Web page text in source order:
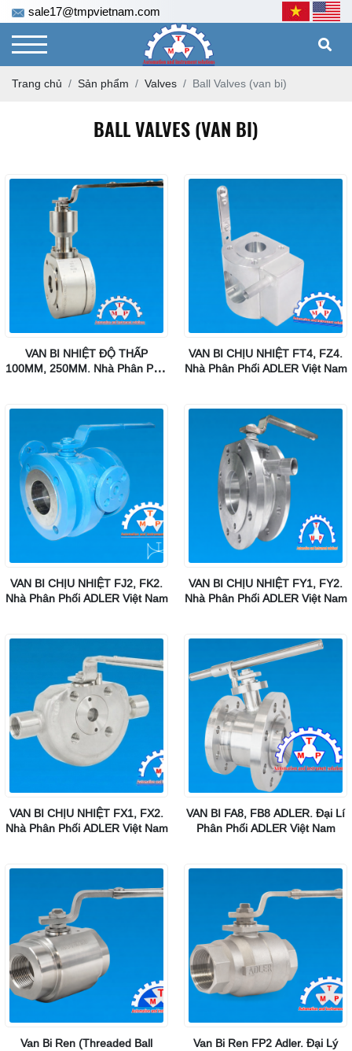
sale17@tmpvietnam.com
Trang chủ Sản phẩm Valves Ball Valves (van bi)
BALL VALVES (VAN BI)
VAN BI NHIỆT ĐỘ THẤP
100MM, 250MM. Nhà Phân Phối
VAN BI CHỊU NHIỆT FT4, FZ4.
Nhà Phân Phối ADLER Việt Nam
VAN BI CHỊU NHIỆT FJ2, FK2.
Nhà Phân Phối ADLER Việt Nam
VAN BI CHỊU NHIỆT FY1, FY2.
Nhà Phân Phối ADLER Việt Nam
VAN BI CHỊU NHIỆT FX1, FX2.
Nhà Phân Phối ADLER Việt Nam
VAN BI FA8, FB8 ADLER. Đại Lí
Phân Phối ADLER Việt Nam
Van Bi Ren (Threaded Ball
Van Bi Ren FP2 Adler. Đại Lý